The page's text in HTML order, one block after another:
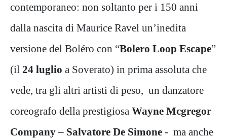
contemporaneo: non soltanto per i 150 anni
dalla nascita di Maurice Ravel un’inedita
versione del Boléro con “Bolero Loop Escape”
(il 24 luglio a Soverato) in prima assoluta che
vede, tra gli altri artisti di peso, un danzatore
coreografo della prestigiosa Wayne Mcgregor
Company– Salvatore De Simone - ma anche